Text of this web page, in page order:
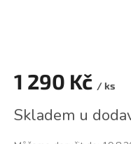
1 290 Kč / ks
cena:
Skladem u